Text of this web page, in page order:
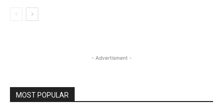
- Advertisment -
MOST POPULAR